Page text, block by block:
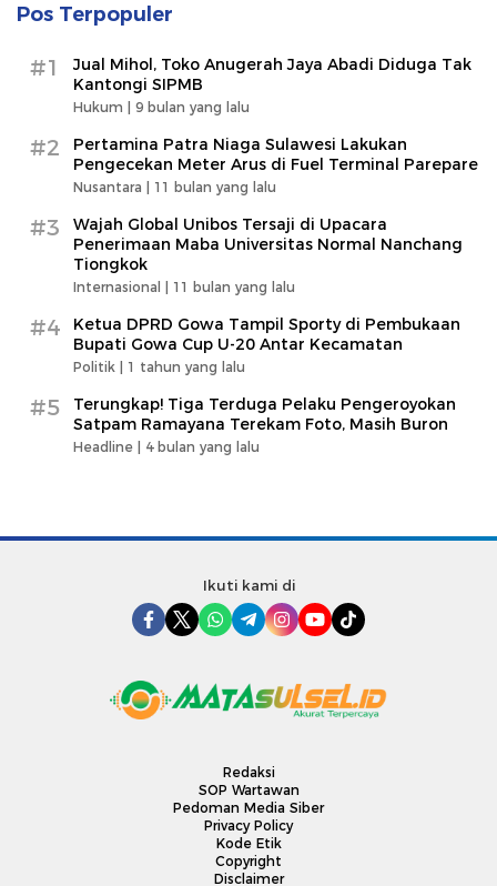
Pos Terpopuler
#1
Jual Mihol, Toko Anugerah Jaya Abadi Diduga Tak
Kantongi SIPMB
Hukum | 9 bulan yang lalu
#2
Pertamina Patra Niaga Sulawesi Lakukan
Pengecekan Meter Arus di Fuel Terminal Parepare
Nusantara | 11 bulan yang lalu
#3
Wajah Global Unibos Tersaji di Upacara
Penerimaan Maba Universitas Normal Nanchang
Tiongkok
Internasional | 11 bulan yang lalu
#4
Ketua DPRD Gowa Tampil Sporty di Pembukaan
Bupati Gowa Cup U-20 Antar Kecamatan
Politik | 1 tahun yang lalu
#5
Terungkap! Tiga Terduga Pelaku Pengeroyokan
Satpam Ramayana Terekam Foto, Masih Buron
Headline | 4 bulan yang lalu
Ikuti kami di
Redaksi
SOP Wartawan
Pedoman Media Siber
Privacy Policy
Kode Etik
Copyright
Disclaimer